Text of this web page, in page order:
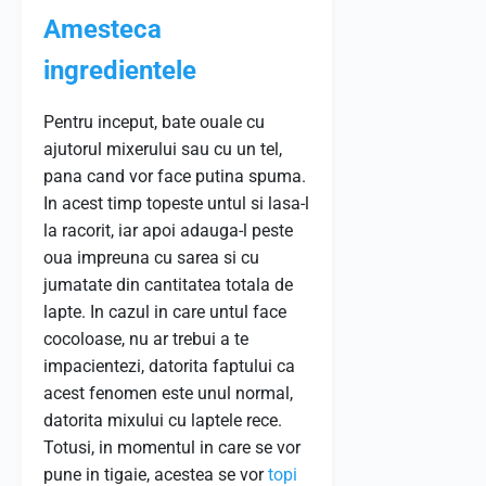
Amesteca
ingredientele
Pentru inceput, bate ouale cu
ajutorul mixerului sau cu un tel,
pana cand vor face putina spuma.
In acest timp topeste untul si lasa-l
la racorit, iar apoi adauga-l peste
oua impreuna cu sarea si cu
jumatate din cantitatea totala de
lapte. In cazul in care untul face
cocoloase, nu ar trebui a te
impacientezi, datorita faptului ca
acest fenomen este unul normal,
datorita mixului cu laptele rece.
Totusi, in momentul in care se vor
pune in tigaie, acestea se vortopi